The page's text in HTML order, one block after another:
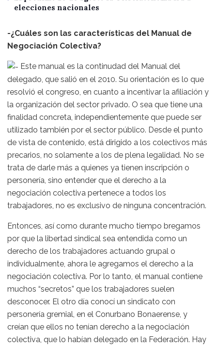
elecciones nacionales
-¿Cuáles son las características del Manual de
Negociación Colectiva?
Este manual es la continudad del Manual del
delegado, que salió en el 2010. Su orientación es lo que
resolvió el congreso, en cuanto a incentivar la afiliación y
la organización del sector privado. O sea que tiene una
finalidad concreta, independientemente que puede ser
utilizado también por el sector público. Desde el punto
de vista de contenido, está dirigido a los colectivos más
precarios, no solamente a los de plena legalidad. No se
trata de darle más a quienes ya tienen inscripción o
personería, sino entender que el derecho a la
negociación colectiva pertenece a todos los
trabajadores, no es exclusivo de ninguna concentración.
Entonces, así como durante mucho tiempo bregamos
por que la libertad sindical sea entendida como un
derecho de los trabajadores actuando grupal o
individualmente, ahora le agregamos el derecho a la
negociación colectiva. Por lo tanto, el manual contiene
muchos “secretos” que los trabajadores suelen
desconocer. El otro día conocí un sindicato con
personería gremial, en el Conurbano Bonaerense, y
creían que ellos no tenían derecho a la negociación
colectiva, que lo habían delegado en la Federación. Hay